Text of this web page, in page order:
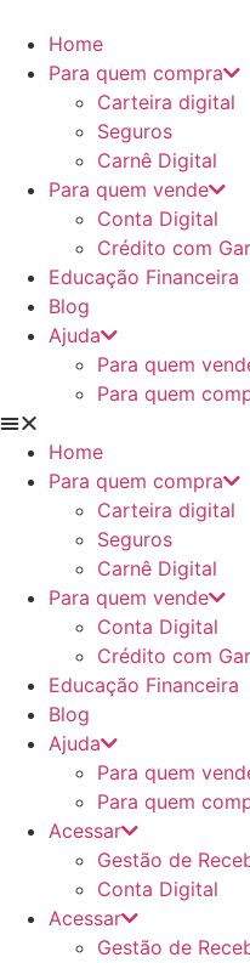
para
conteúdo
Home
Para quem compra
Carteira digital
Seguros
Carnê Digital
Para quem vende
Conta Digital
Crédito com
Educação Financeira
Blog
Ajuda
Para quem
Para quem
Home
Para quem compra
Carteira digital
Seguros
Carnê Digital
Para quem vende
Conta Digital
Crédito com
Educação Financeira
Blog
Ajuda
Para quem
Para quem
Acessar
Gestão de
Conta Digital
Acessar
Gestão de